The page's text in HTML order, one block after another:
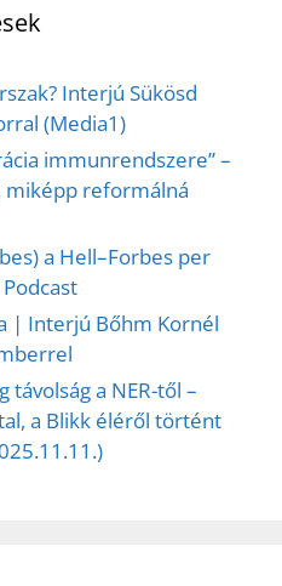
Interjú Sükösd
(Media1)
immunrendszere” –
miképp reformálná
a Hell–Forbes per
| Interjú Bőhm Kornél
a NER-től –
a Blikk éléről történt